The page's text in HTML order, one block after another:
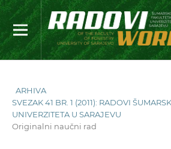
ARHIVA
SVEZAK 41 BR. 1 (2011): RADOVI
UNIVERZITETA U SARAJEVU
Originalni naučni rad